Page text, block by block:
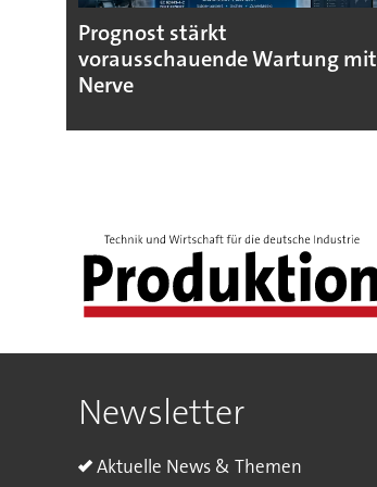
Prognost stärkt
vorausschauende Wartung mit
Nerve
Newsletter
Aktuelle News & Themen